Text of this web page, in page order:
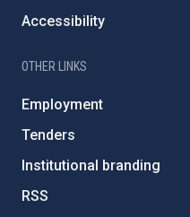
Accessibility
OTHER LINKS
Employment
Tenders
Institutional branding
RSS